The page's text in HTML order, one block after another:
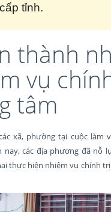
tỉnh.
thành
vụ
tâm
xã, phường tại cuộc làm
nay, các địa phương đã nỗ
thực hiện nhiệm vụ chính